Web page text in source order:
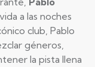
a las noches
club, Pablo
géneros,
la pista llena